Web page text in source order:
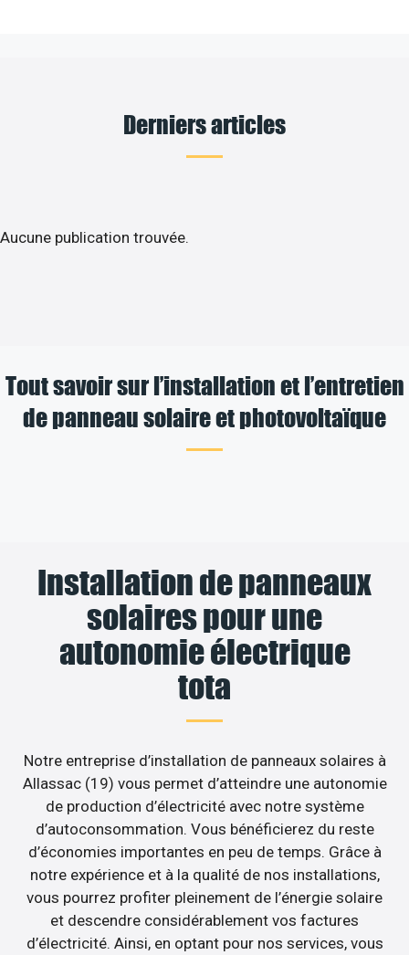
Derniers articles
Aucune publication trouvée.
Tout savoir sur l’installation et l’entretien
de panneau solaire et photovoltaïque
Installation de panneaux
solaires pour une
autonomie électrique
tota
Notre entreprise d’installation de panneaux solaires à
Allassac (19) vous permet d’atteindre une autonomie
de production d’électricité avec notre système
d’autoconsommation. Vous bénéficierez du reste
d’économies importantes en peu de temps. Grâce à
notre expérience et à la qualité de nos installations,
vous pourrez profiter pleinement de l’énergie solaire
et descendre considérablement vos factures
d’électricité. Ainsi, en optant pour nos services, vous